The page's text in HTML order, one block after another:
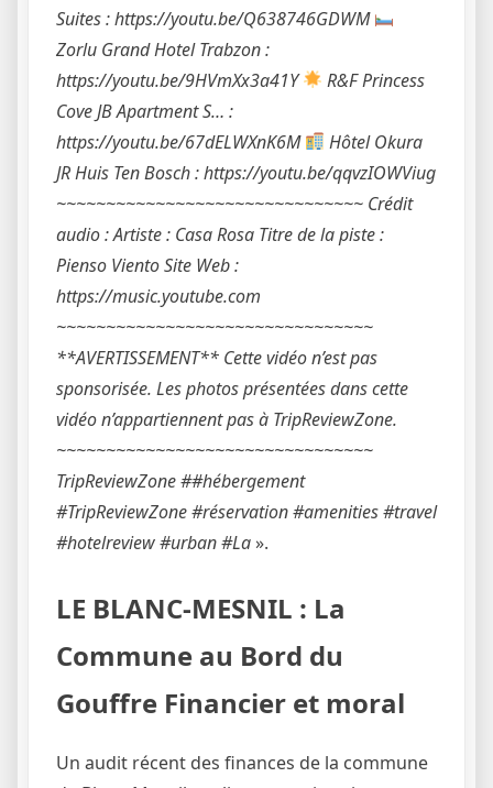
Suites : https://youtu.be/Q638746GDWM
Zorlu Grand Hotel Trabzon :
https://youtu.be/9HVmXx3a41Y
R&F Princess
Cove JB Apartment S… :
https://youtu.be/67dELWXnK6M
Hôtel Okura
JR Huis Ten Bosch : https://youtu.be/qqvzIOWViug
~~~~~~~~~~~~~~~~~~~~~~~~~~~~~~~ Crédit
audio : Artiste : Casa Rosa Titre de la piste :
Pienso Viento Site Web :
https://music.youtube.com
~~~~~~~~~~~~~~~~~~~~~~~~~~~~~~~~
**AVERTISSEMENT** Cette vidéo n’est pas
sponsorisée. Les photos présentées dans cette
vidéo n’appartiennent pas à TripReviewZone.
~~~~~~~~~~~~~~~~~~~~~~~~~~~~~~~~
TripReviewZone ##hébergement
#TripReviewZone #réservation #amenities #travel
#hotelreview #urban #La».
LE BLANC-MESNIL : La
Commune au Bord du
Gouffre Financier et moral
Un audit récent des finances de la commune